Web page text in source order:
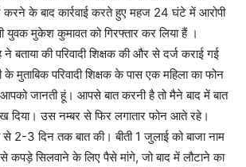
के बाद कार्रवाई करते हुए महज 24 घंटे में आरोपी
युवक मुकेश कुमावत को गिरफ्तार कर लिया हैं ।
ने बताया की परिवादी शिक्षक की और से दर्ज कराई गई
के मुताबिक परिवादी शिक्षक के पास एक महिला का फोन
जानती हूं। आपसे बात करनी है तो मैने बाद में बात
उस नम्बर से फिर लगातार फोन आते रहे।
2-3 दिन तक बात की। बीती 1 जुलाई को बाजा नाम
कपड़े सिलवाने के लिए पैसे मांगे, जो बाद में लौटाने का